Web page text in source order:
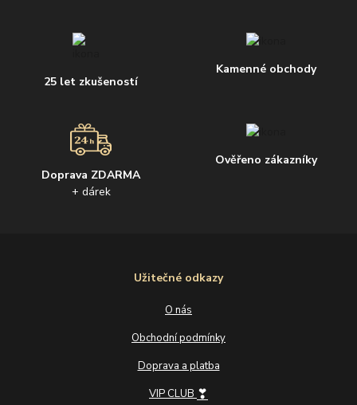
25 let zkušeností
Kamenné obchody
Doprava ZDARMA
+ dárek
Ověřeno zákazníky
Užitečné odkazy
O nás
Obchodní podmínky
Doprava a platba
VIP CLUB ❣